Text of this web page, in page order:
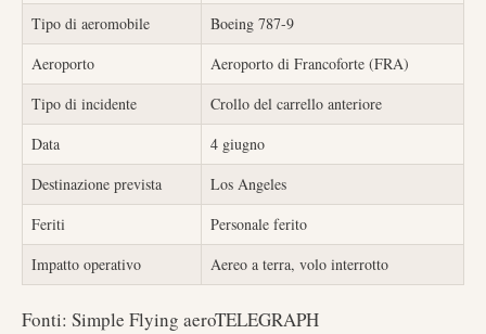
Tipo di aeromobile
Boeing 787-9
Aeroporto
Aeroporto di Francoforte (FRA)
Tipo di incidente
Crollo del carrello anteriore
Data
4 giugno
Destinazione prevista
Los Angeles
Feriti
Personale ferito
Impatto operativo
Aereo a terra, volo interrotto
Fonti: Simple Flying aeroTELEGRAPH